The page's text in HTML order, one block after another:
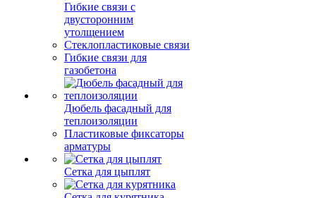
Гибкие связи с
двусторонним
утолщением
Стеклопластиковые связи
Гибкие связи для
газобетона
Дюбель фасадный для
теплоизоляции
Пластиковые фиксаторы
арматуры
Сетка для цыплят